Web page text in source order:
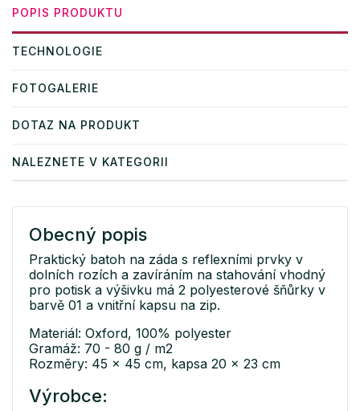
POPIS PRODUKTU
TECHNOLOGIE
FOTOGALERIE
DOTAZ NA PRODUKT
NALEZNETE V KATEGORII
Obecný popis
Praktický batoh na záda s reflexními prvky v
dolních rozích a zavíráním na stahování vhodný
pro potisk a výšivku má 2 polyesterové šňůrky v
barvě 01 a vnitřní kapsu na zip.
Materiál: Oxford, 100% polyester
Gramáž: 70 - 80 g / m2
Rozměry: 45 x 45 cm, kapsa 20 x 23 cm
Výrobce: